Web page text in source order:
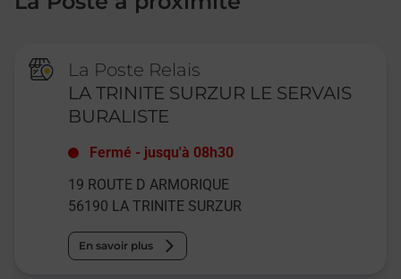
La Poste Relais
LA TRINITE SURZUR LE SERVAIS
BURALISTE
Fermé - jusqu'à 08h30
19 ROUTE D ARMORIQUE
56190 LA TRINITE SURZUR
En savoir plus